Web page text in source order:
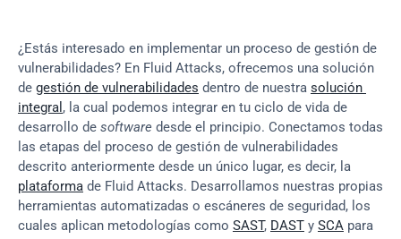
¿Estás interesado en implementar un proceso de gestión de
vulnerabilidades? En Fluid Attacks, ofrecemos una solución
de gestión de vulnerabilidades dentro de nuestra solución
integral , la cual podemos integrar en tu ciclo de vida de
desarrollo de software desde el principio. Conectamos todas
las etapas del proceso de gestión de vulnerabilidades
plataforma de Fluid Attacks. Desarrollamos nuestras propias
herramientas automatizadas o escáneres de seguridad, los
cuales aplican metodologías como SAST, DAST y SCA para